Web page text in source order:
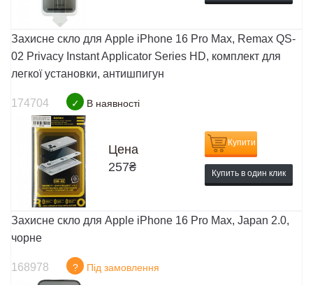
Захисне скло для Apple iPhone 16 Pro Max, Remax QS-
02 Privacy Instant Applicator Series HD, комплект для
легкої установки, антишпигун
174704 ✓ В наявності
Цена
257₴
Купити
Купить в один клик
Захисне скло для Apple iPhone 16 Pro Max, Japan 2.0,
чорне
168978 ? Під замовлення